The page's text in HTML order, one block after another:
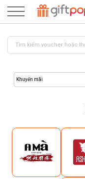
ĐĂNG NHẬP